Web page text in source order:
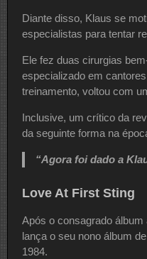
Diante disso, Klaus se
especialistas para tentar
Ele fez duas cirurgias
especializado em
treinamento, voltou com
Inclusive, um crítico da
da seguinte forma na
“Agora foi dado a
Love At First Sting
Após o consagrado
lança o seu nono álbum
1984.